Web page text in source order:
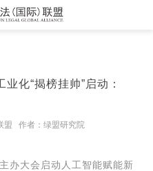
化“揭榜挂帅”启动：
盟 作者：绿盟研究院
办大会启动人工智能赋能新